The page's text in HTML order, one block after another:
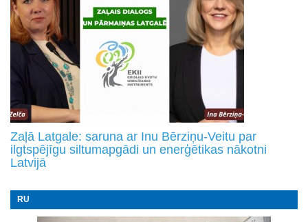
Zaļā Latgale: saruna ar Inu Bērziņu-Veitu par
ilgtspējīgu siltumapgādi un enerģētikas nākotni
Latvijā
RU